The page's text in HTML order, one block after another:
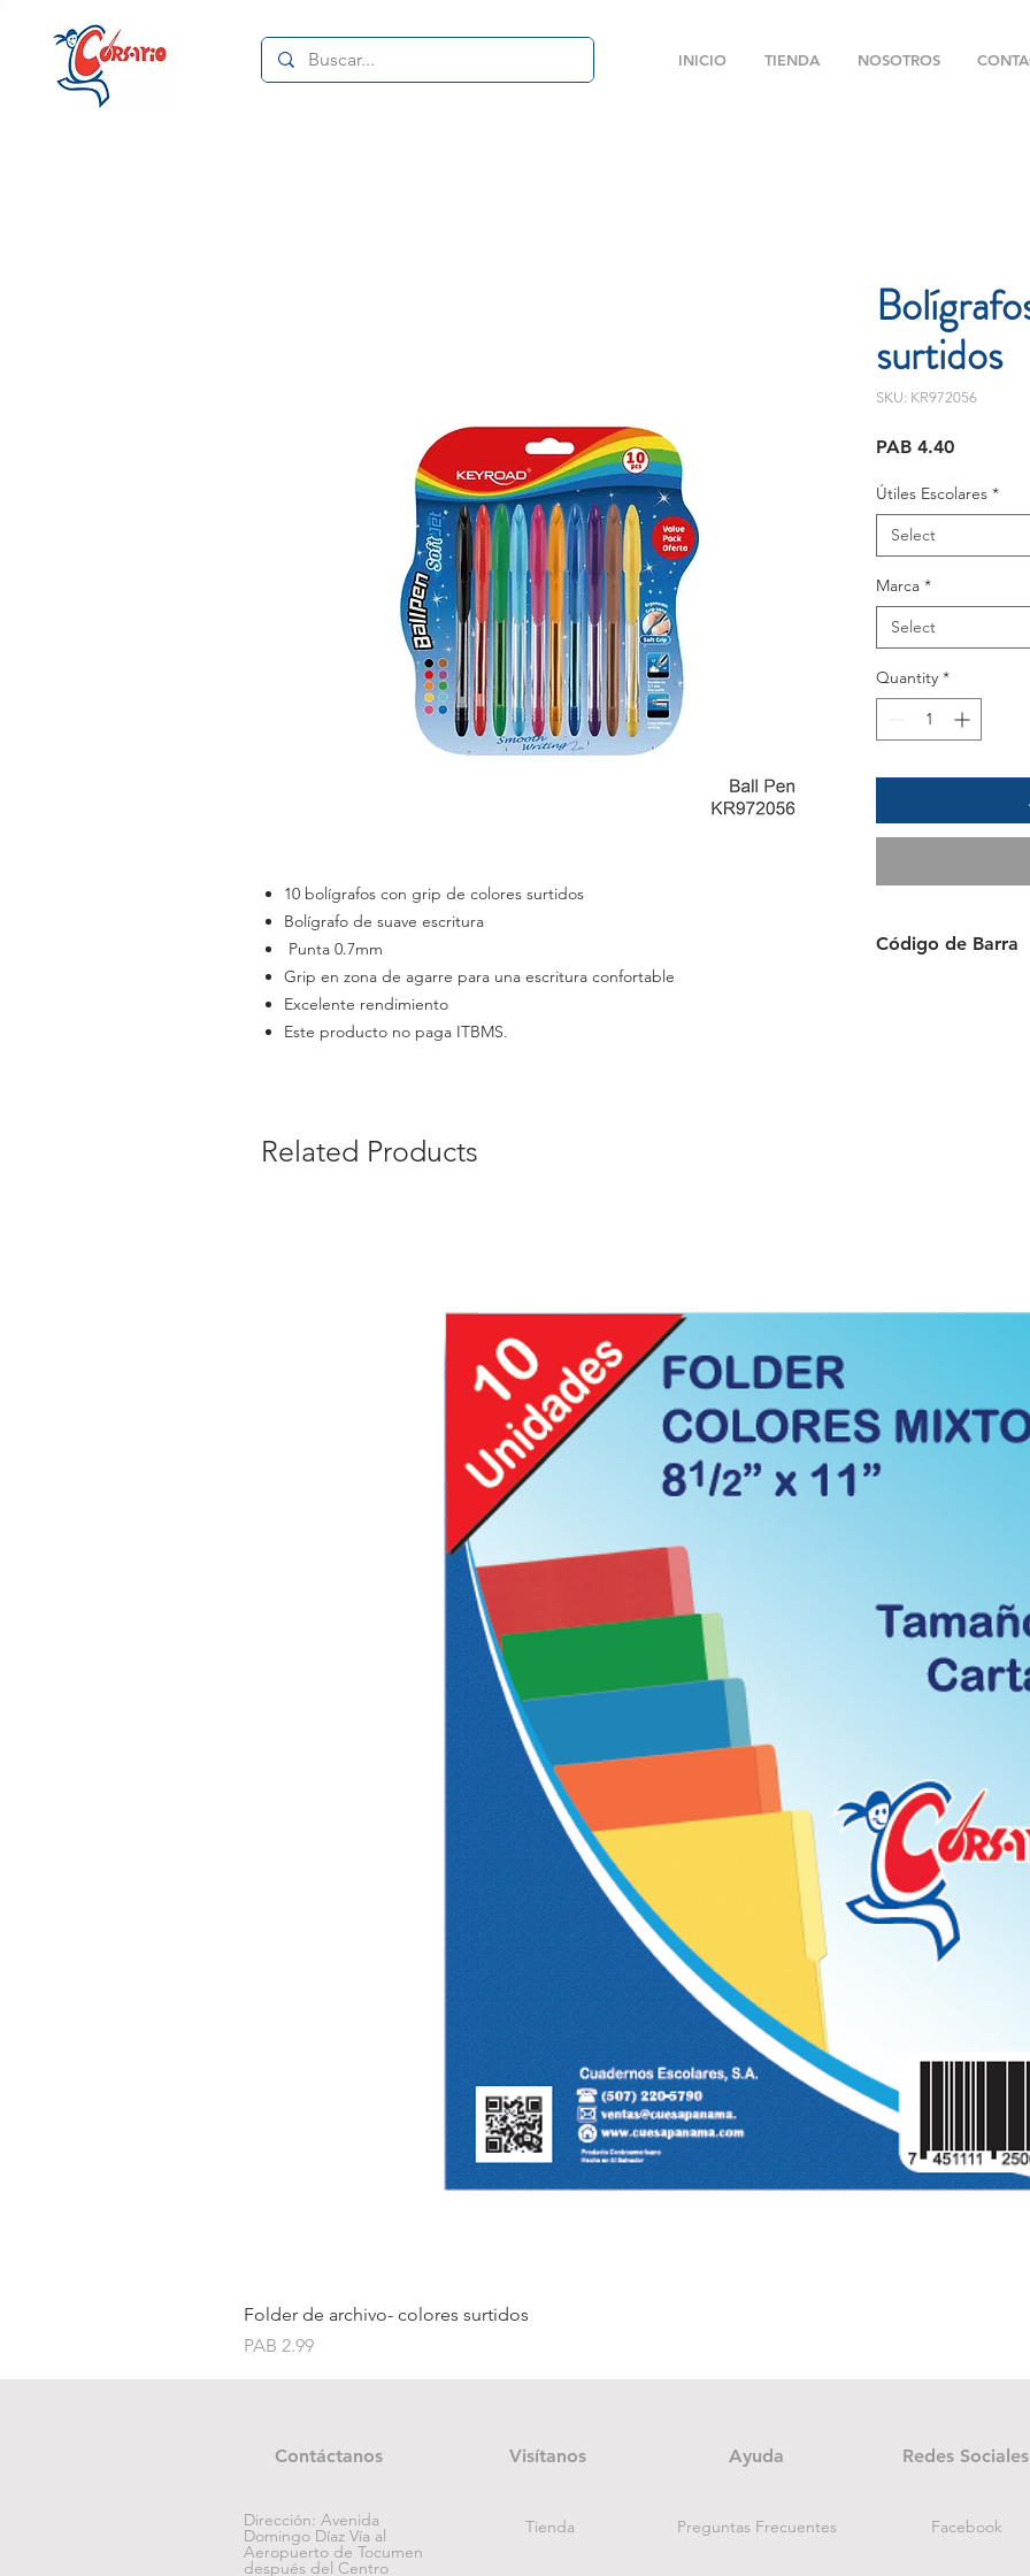
INICIO TIENDA NOSOTROS
10 bolígrafos con grip de colores surtidos
Bolígrafo de suave escritura
Punta 0.7mm
Grip en zona de agarre para una escritura confortable
Excelente rendimiento
Este producto no paga ITBMS.
surtidos
SKU: KR972056
PAB 4.40Price
Útiles Escolares *
Select
Marca *
Select
Quantity *
Código de Barra
Related Products
Folder de archivo- colores surtidos
Price
PAB 2.99
Contáctanos Visítanos Ayuda Redes Sociales
Dirección: Avenida
Domingo Díaz Vía al
Aeropuerto de Tocumen
después del Centro
Tienda Preguntas Frecuentes Facebook